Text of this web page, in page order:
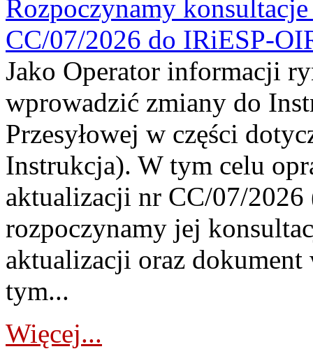
Rozpoczynamy
CC/07/2026 do IRiESP-
Jako Operator informacji
wprowadzić zmiany do
Przesyłowej w części
Instrukcja). W tym celu
aktualizacji nr CC/07/
rozpoczynamy jej
aktualizacji oraz
tym...
Więcej...